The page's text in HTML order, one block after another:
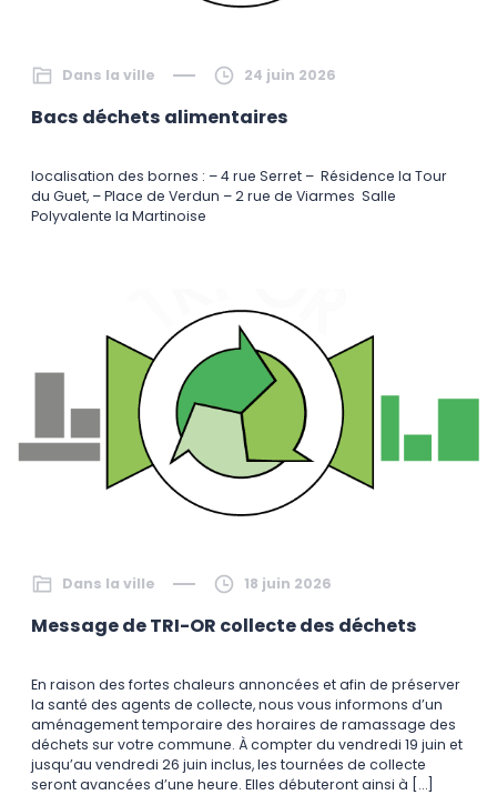
Dans la ville 24 juin 2026
Bacs déchets alimentaires
localisation des bornes : – 4 rue Serret – Résidence la Tour
du Guet, – Place de Verdun – 2 rue de Viarmes Salle
Polyvalente la Martinoise
Dans la ville 18 juin 2026
Message de TRI-OR collecte des déchets
En raison des fortes chaleurs annoncées et afin de préserver
la santé des agents de collecte, nous vous informons d’un
aménagement temporaire des horaires de ramassage des
déchets sur votre commune. À compter du vendredi 19 juin et
jusqu’au vendredi 26 juin inclus, les tournées de collecte
seront avancées d’une heure. Elles débuteront ainsi à […]